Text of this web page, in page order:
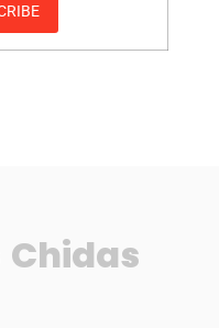
Chidas